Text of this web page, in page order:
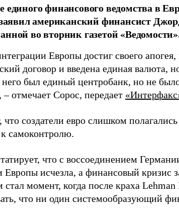
единого финансового ведомства в
американский финансист
во вторник газетой
Европы достиг своего
договор и введена единая валюта,
был единый центробанк, но не
отмечает Сорос, передает
что создатели евро слишком
к самоконтролю.
что с воссоединением
Европы исчезла, а финансовый кризис
момент, когда после краха
что ни один системообразующий